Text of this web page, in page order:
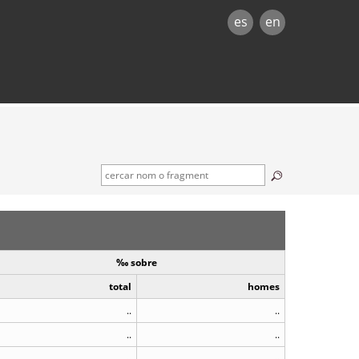
es en
‰ sobre
total
homes
..
..
..
..